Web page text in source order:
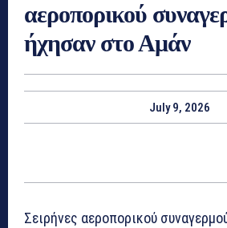
αεροπορικού
ήχησαν στο Αμάν
July 9, 2026
Σειρήνες αεροπορικού